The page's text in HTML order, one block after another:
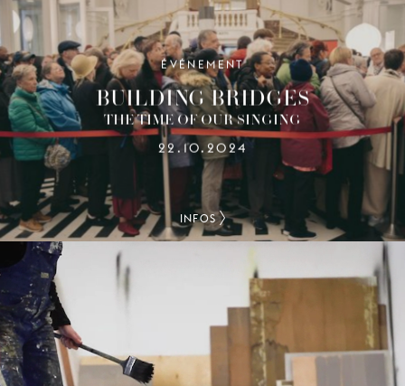
ÉVÉNEMENT
BUILDING BRIDGES
THE TIME OF OUR SINGING
22.10.2024
INFOS